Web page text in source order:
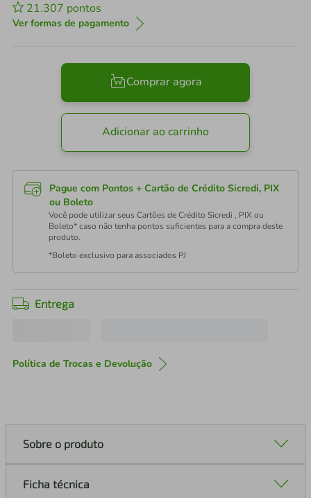
21.307 pontos
Ver formas de pagamento
Comprar agora
Adicionar ao carrinho
Pague com Pontos + Cartão de Crédito Sicredi, PIX
ou Boleto
Você pode utilizar seus Cartões de Crédito Sicredi , PIX ou
Boleto* caso não tenha pontos suficientes para a compra deste
produto.
*Boleto exclusivo para associados PJ
Entrega
Política de Trocas e Devolução
Sobre o produto
Ficha técnica